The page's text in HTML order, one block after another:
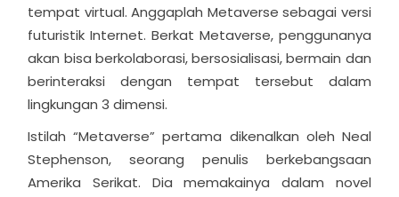
tempat virtual. Anggaplah Metaverse sebagai versi
futuristik Internet. Berkat Metaverse, penggunanya
akan bisa berkolaborasi, bersosialisasi, bermain dan
berinteraksi dengan tempat tersebut dalam
lingkungan 3 dimensi.
Istilah “Metaverse” pertama dikenalkan oleh Neal
Stephenson, seorang penulis berkebangsaan
Amerika Serikat. Dia memakainya dalam novel